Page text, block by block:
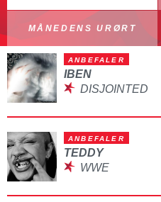
MÅNEDENS URØRT
ANBEFALER
IBEN
DISJOINTED
ANBEFALER
TEDDY
WWE